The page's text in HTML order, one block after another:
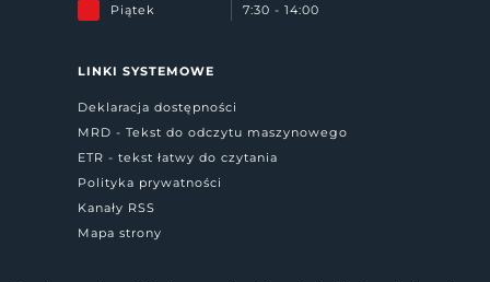
Piątek 7:30 - 14:00
LINKI SYSTEMOWE
Deklaracja dostępności
MRD - Tekst do odczytu maszynowego
ETR - tekst łatwy do czytania
Polityka prywatności
Kanały RSS
Mapa strony